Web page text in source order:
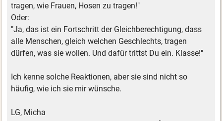
tragen, wie Frauen, Hosen zu tragen!"
Oder:
"Ja, das ist ein Fortschritt der Gleichberechtigung, dass
alle Menschen, gleich welchen Geschlechts, tragen
dürfen, was sie wollen. Und dafür trittst Du ein. Klasse!"
Ich kenne solche Reaktionen, aber sie sind nicht so
häufig, wie ich sie mir wünsche.
LG, Micha